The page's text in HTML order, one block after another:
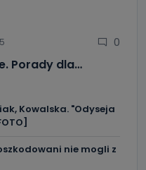
0
Porady dla…
Kowalska. "Odyseja
nie mogli z